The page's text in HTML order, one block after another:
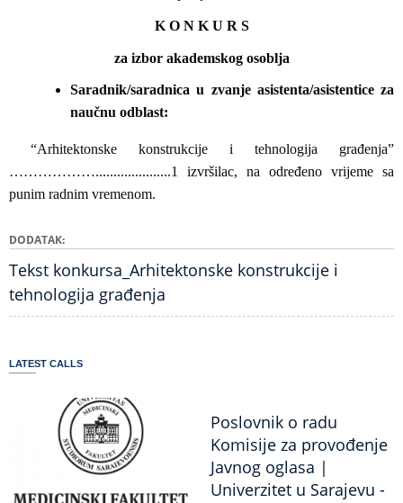
K O N K U R S
za izbor akademskog osoblja
Saradnik/saradnica u zvanje asistenta/asistentice za
naučnu odblast:
“Arhitektonske konstrukcije i tehnologija građenja”
……………….....................1 izvršilac, na određeno vrijeme sa
punim radnim vremenom.
DODATAK
Tekst konkursa_Arhitektonske konstrukcije i
tehnologija građenja
LATEST CALLS
Poslovnik o radu
Komisije za provođenje
Javnog oglasa |
Univerzitet u Sarajevu -